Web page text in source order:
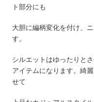
ト部分にも
大胆に編柄変化を付け、
す。
シルエットはゆったりと
アイテムになります。綺
せて